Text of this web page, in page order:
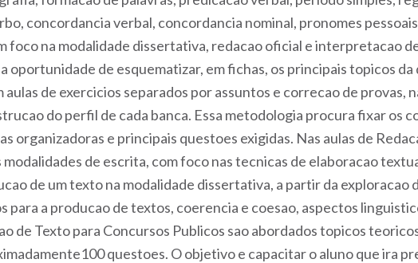
concordancia verbal, concordancia nominal, pronomes
foco na modalidade dissertativa, redacao oficial e interpretacao
oportunidade de esquematizar, em fichas, os principais topicos
aulas de exercicios separados por assuntos e correcao de provas,
do perfil de cada banca. Essa metodologia procura fixar os
organizadoras e principais questoes exigidas. Nas aulas de
de escrita, com foco nas tecnicas de elaboracao
de um texto na modalidade dissertativa, a partir da exploracao
a producao de textos, coerencia e coesao, aspectos
de Texto para Concursos Publicos sao abordados topicos
questoes. O objetivo e capacitar o aluno que ira